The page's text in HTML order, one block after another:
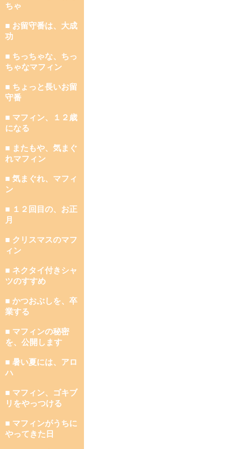
ちゃ
■ お留守番は、大成
功
■ ちっちゃな、ちっ
ちゃなマフィン
■ ちょっと長いお留
守番
■ マフィン、１２歳
になる
■ またもや、気まぐ
れマフィン
■ 気まぐれ、マフィ
ン
■ １２回目の、お正
月
■ クリスマスのマフ
ィン
■ ネクタイ付きシャ
ツのすすめ
■ かつおぶしを、卒
業する
■ マフィンの秘密
を、公開します
■ 暑い夏には、アロ
ハ
■ マフィン、ゴキブ
リをやっつける
■ マフィンがうちに
やってきた日